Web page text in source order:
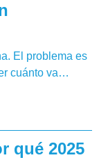
El problema es
cuánto va…
qué 2025